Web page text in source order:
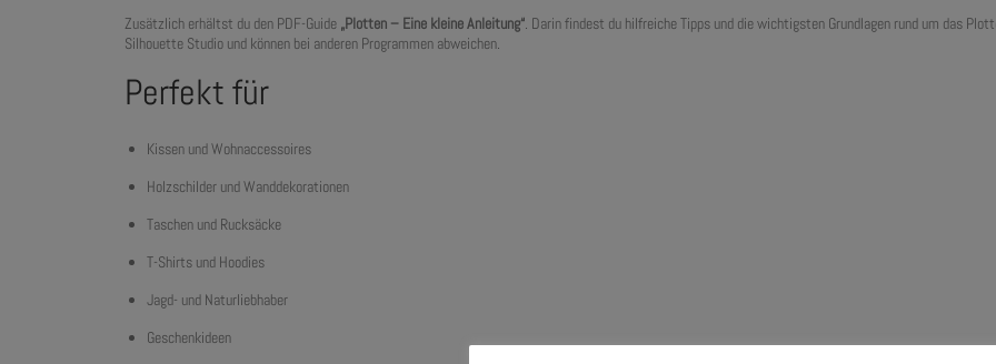
Zusätzlich erhältst du den PDF-Guide „Plotten – Eine kleine Anleitung“. Darin findest du hilfreiche Tipps und die wichtigsten Grundlagen rund um das
Silhouette Studio und können bei anderen Programmen abweichen.
Perfekt für
Kissen und Wohnaccessoires
Holzschilder und Wanddekorationen
Taschen und Rucksäcke
T-Shirts und Hoodies
Jagd- und Naturliebhaber
Geschenkideen